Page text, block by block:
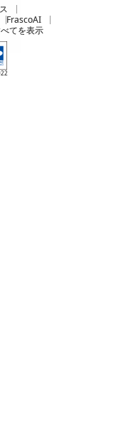
FrascoAI
てを表示